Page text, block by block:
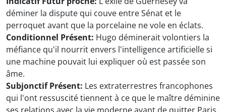
déminer la dispute qui couve entre Sénat et le
perroquet avant que la porcelaine ne vole en éclats.
Conditionnel Présent: Hugo déminerait volontiers la
méfiance qu'il nourrit envers l'intelligence artificielle si
une machine pouvait lui expliquer où est passée son
âme.
Subjonctif Présent: Les extraterrestres francophones
qui l'ont ressuscité tiennent à ce que le maître déminine